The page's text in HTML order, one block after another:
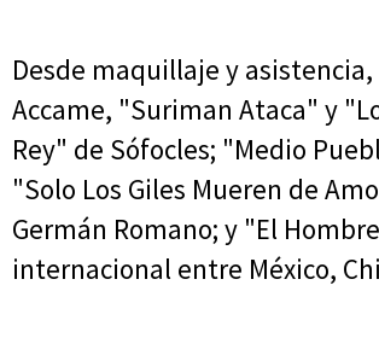
Desde maquillaje y
Accame, "Suriman Ataca" y
Rey" de Sófocles; "Medio
"Solo Los Giles Mueren de
Germán Romano; y "El
internacional entre México,